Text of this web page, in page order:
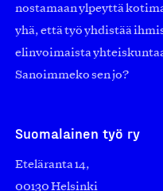
nostamaan ylpeyttä
yhä, että työ yhdistää
elinvoimaista
Sanoimmeko sen jo?
Suomalainen työ ry
Eteläranta 14,
00130 Helsinki